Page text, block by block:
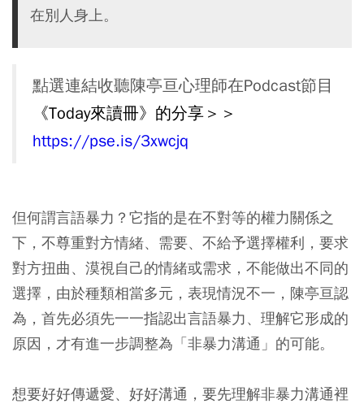
在別人身上。
點選連結收聽陳亭亘心理師在Podcast節目
《Today來讀冊》的分享＞＞
https://pse.is/3xwcjq
但何謂言語暴力？它指的是在不對等的權力關係之
下，不尊重對方情緒、需要、不給予選擇權利，要求
對方扭曲、漠視自己的情緒或需求，不能做出不同的
選擇，由於種類相當多元，表現情況不一，陳亭亘認
為，首先必須先一一指認出言語暴力、理解它形成的
原因，才有進一步調整為「非暴力溝通」的可能。
想要好好傳遞愛、好好溝通，要先理解非暴力溝通裡